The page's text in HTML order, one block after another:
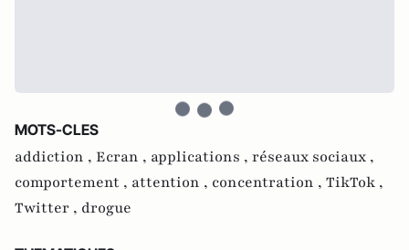
MOTS-CLES
addiction , Ecran , applications , réseaux sociaux ,
comportement , attention , concentration , TikTok ,
Twitter , drogue